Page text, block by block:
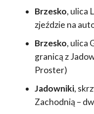
Brzesko, ulica
zjeździe na
Brzesko, ulica
granicą z
Proster)
Jadowniki,
Zachodnią –